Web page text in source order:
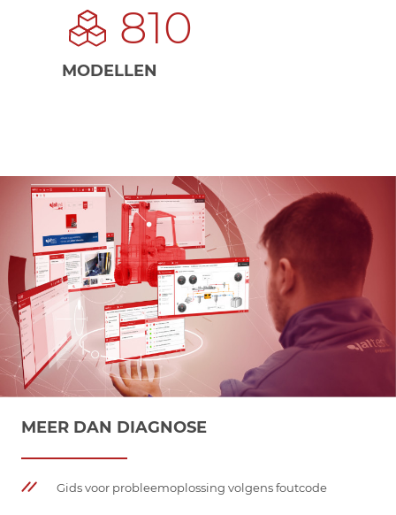
810
MODELLEN
MEER DAN DIAGNOSE
Gids voor probleemoplossing volgens foutcode